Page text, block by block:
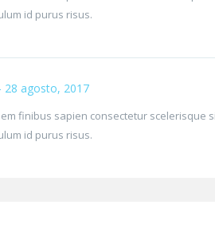
id purus risus.
28 agosto, 2017
finibus sapien consectetur scelerisque
id purus risus.